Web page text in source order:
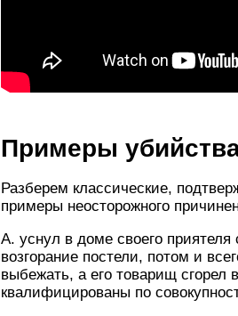
Примеры
Разберем классические,
примеры неосторожного
А. уснул в доме своего приятеля
возгорание постели, потом и
выбежать, а его товарищ
квалифицированы по